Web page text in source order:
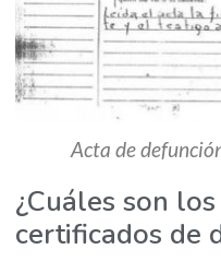
Acta de
¿Cuáles son
certificados de